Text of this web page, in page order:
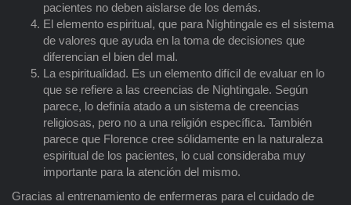
pacientes no deben aislarse de los demás.
El elemento espiritual, que para Nightingale es el sistema
de valores que ayuda en la toma de decisiones que
diferencian el bien del mal.
La espiritualidad. Es un elemento difícil de evaluar en lo
que se refiere a las creencias de Nightingale. Según
parece, lo definía atado a un sistema de creencias
religiosas, pero no a una religión específica. También
parece que Florence cree sólidamente en la naturaleza
espiritual de los pacientes, lo cual consideraba muy
importante para la atención del mismo.
Gracias al entrenamiento de enfermeras para el cuidado de